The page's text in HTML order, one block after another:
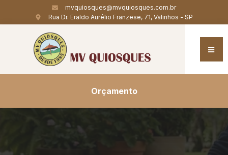
mvquiosques@mvquiosques.com.br
Rua Dr. Eraldo Aurélio Franzese, 71, Valinhos - SP
Orçamento